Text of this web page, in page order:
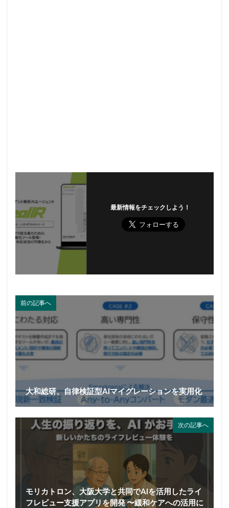
最新情報をチェックしよう！
前の記事へ
大和総研、自律検証型AIマイグレーションを実用化
次の記事へ
モリカトロン、大阪大学と共同でAIを活用したライ
フレビュー支援アプリを開発 〜緩和ケアへの活用に